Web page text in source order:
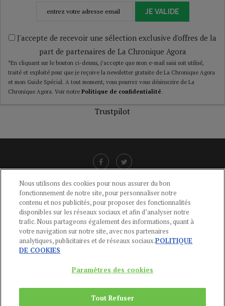
JE VALIDE
J'accepte de recevoir une sélection exclusive d'offres de la
part de partenaires de La Chronique Agora
*En cliquant sur le bouton ci-dessus, j’accepte que mon e-mail saisi soit utilisé,
traité et exploité pour que je reçoive la newsletter gratuite de La Chronique Agora
et mon Guide Spécial. A tout moment, vous pourrez vous désinscrire de La
Chronique Agora. Voir notre Politique de confidentialité.
Trustpilot
CGU-POLITIQUE DE CONFIDENTIALITÉ -POLITIQUE DES COOKIES
MENTIONS LÉGALES -AIDE
CONTACT
01 44 59 91 11
Du Lundi au Vendredi, 9h-13h et 14h-17h
Nous utilisons des cookies pour nous assurer du bon
fonctionnement de notre site, pour personnaliser notre
contenu et nos publicités, pour proposer des fonctionnalités
disponibles sur les réseaux sociaux et afin d’analyser notre
trafic. Nous partageons également des informations, quant à
votre navigation sur notre site, avec nos partenaires
analytiques, publicitaires et de réseaux sociaux.POLITIQUE
DE COOKIES
Paramètres des cookies
Tout Refuser